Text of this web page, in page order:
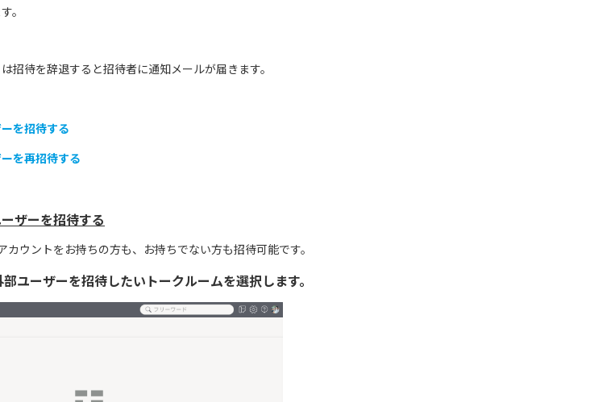
。
招待を辞退すると招待者に通知メールが届きます。
を招待する
を再招待する
ザーを招待する
カウントをお持ちの方も、お持ちでない方も招待可能です。
ユーザーを招待したいトークルームを選択します。